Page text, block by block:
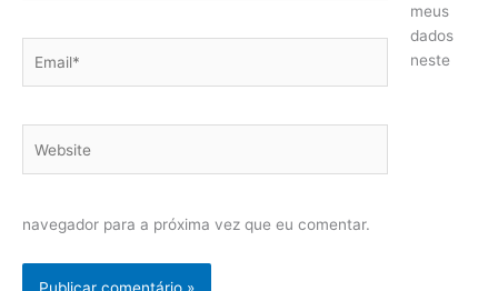
meus
dados
neste
navegador para a próxima vez que eu comentar.